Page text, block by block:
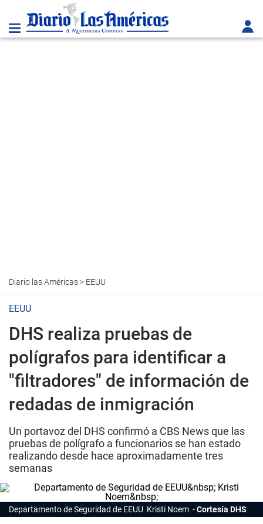
Diario las Américas> EEUU
EEUU
DHS realiza pruebas de
polígrafos para identificar a
"filtradores" de información de
redadas de inmigración
Un portavoz del DHS confirmó a CBS News que las
pruebas de polígrafo a funcionarios se han estado
realizando desde hace aproximadamente tres
semanas
Departamento de Seguridad de EEUU Kristi Noem Cortesía DHS